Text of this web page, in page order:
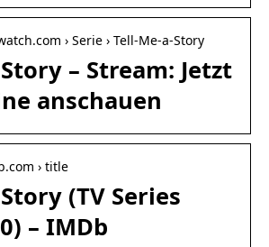
› Serie › Tell-Me-a-Story
– Stream: Jetzt
anschauen
› title
(TV Series
– IMDb